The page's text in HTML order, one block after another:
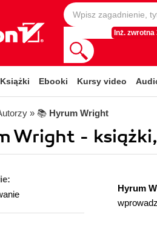
Inż. zwrotna
Książki Ebooki Kursy video
» 📚 Hyrum Wright
Wright -
Hyrum